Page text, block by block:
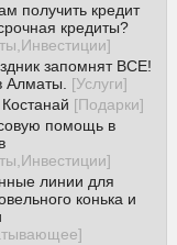
получить кредит
кредиты?
]
запомнят ВСЕ!
Алматы.
[Услуги]
[Подарки]
помощь в
]
линии для
конька и
]